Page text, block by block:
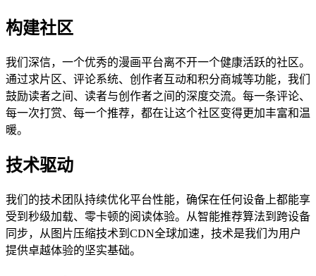
构建社区
我们深信，一个优秀的漫画平台离不开一个健康活跃的社区。
通过求片区、评论系统、创作者互动和积分商城等功能，我们
鼓励读者之间、读者与创作者之间的深度交流。每一条评论、
每一次打赏、每一个推荐，都在让这个社区变得更加丰富和温
暖。
技术驱动
我们的技术团队持续优化平台性能，确保在任何设备上都能享
受到秒级加载、零卡顿的阅读体验。从智能推荐算法到跨设备
同步，从图片压缩技术到CDN全球加速，技术是我们为用户
提供卓越体验的坚实基础。